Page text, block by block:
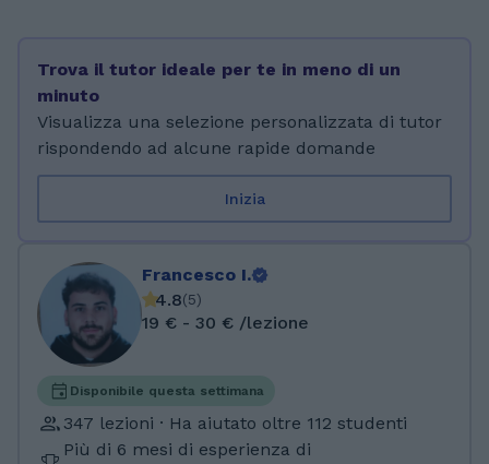
Trova il tutor ideale per te in meno di un
minuto
Visualizza una selezione personalizzata di tutor
rispondendo ad alcune rapide domande
Inizia
Francesco I.
4.8(5)
19 € - 30 € /lezione
Disponibile questa settimana
347 lezioni · Ha aiutato oltre 112 studenti
Più di 6 mesi di esperienza di